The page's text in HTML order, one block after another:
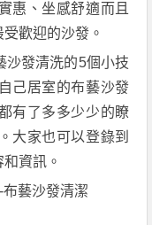
惠、坐感舒適而且
歡迎的沙發。
沙發清洗的5個小技
己居室的布藝沙發
有了多多少少的瞭
大家也可以登錄到
資訊。
藝沙發清潔